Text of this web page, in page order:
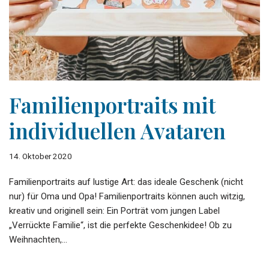
Familienportraits mit
individuellen Avataren
14. Oktober 2020
Familienportraits auf lustige Art: das ideale Geschenk (nicht
nur) für Oma und Opa! Familienportraits können auch witzig,
kreativ und originell sein: Ein Porträt vom jungen Label
„Verrückte Familie“, ist die perfekte Geschenkidee! Ob zu
Weihnachten,…